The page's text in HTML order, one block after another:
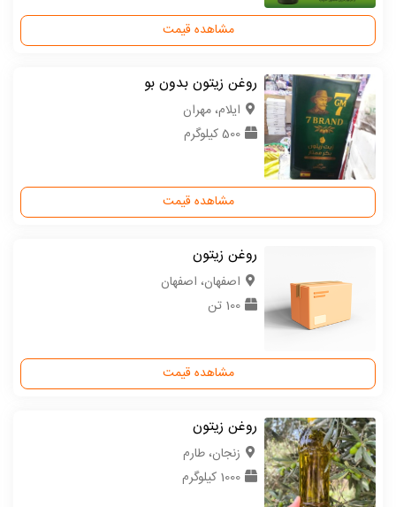
مشاهده قیمت
روغن زیتون بدون بو
ایلام، مهران
500 کیلوگرم
مشاهده قیمت
روغن زیتون
اصفهان، اصفهان
100 تن
مشاهده قیمت
روغن زیتون
زنجان، طارم
1000 کیلوگرم